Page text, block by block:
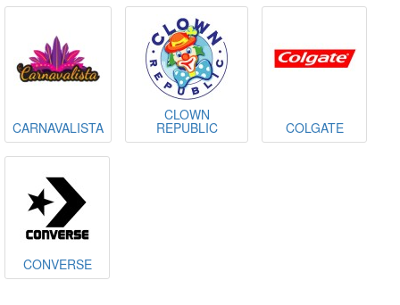
CARNAVALISTA
CLOWN
REPUBLIC COLGATE
CONVERSE